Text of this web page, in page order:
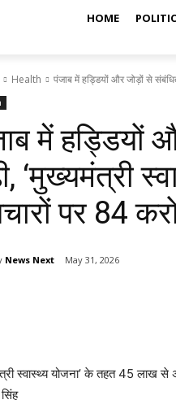
HOME
Health पंजाब में हड्डियों और जोड़ों से
में हड्डियों
‘मुख्यमंत्री
पर 84
News Next May 31, 2026
स्वास्थ्य योजना’ के तहत 45 लाख से